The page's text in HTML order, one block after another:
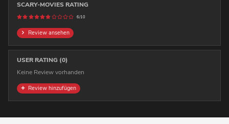
SCARY-MOVIES RATING
6/10
Review ansehen
USER RATING (0)
Keine Review vorhanden
Review hinzufügen